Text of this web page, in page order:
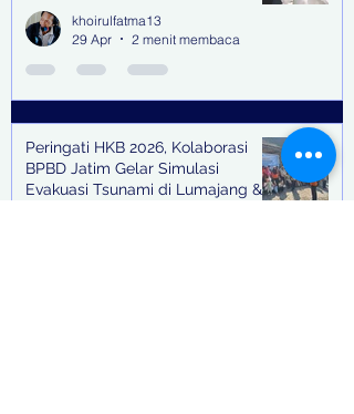
Kerja Sama Impor Bodong
khoirulfatma13
29 Apr
2 menit membaca
Peringati HKB 2026, Kolaborasi
BPBD Jatim Gelar Simulasi
Evakuasi Tsunami di Lumajang &